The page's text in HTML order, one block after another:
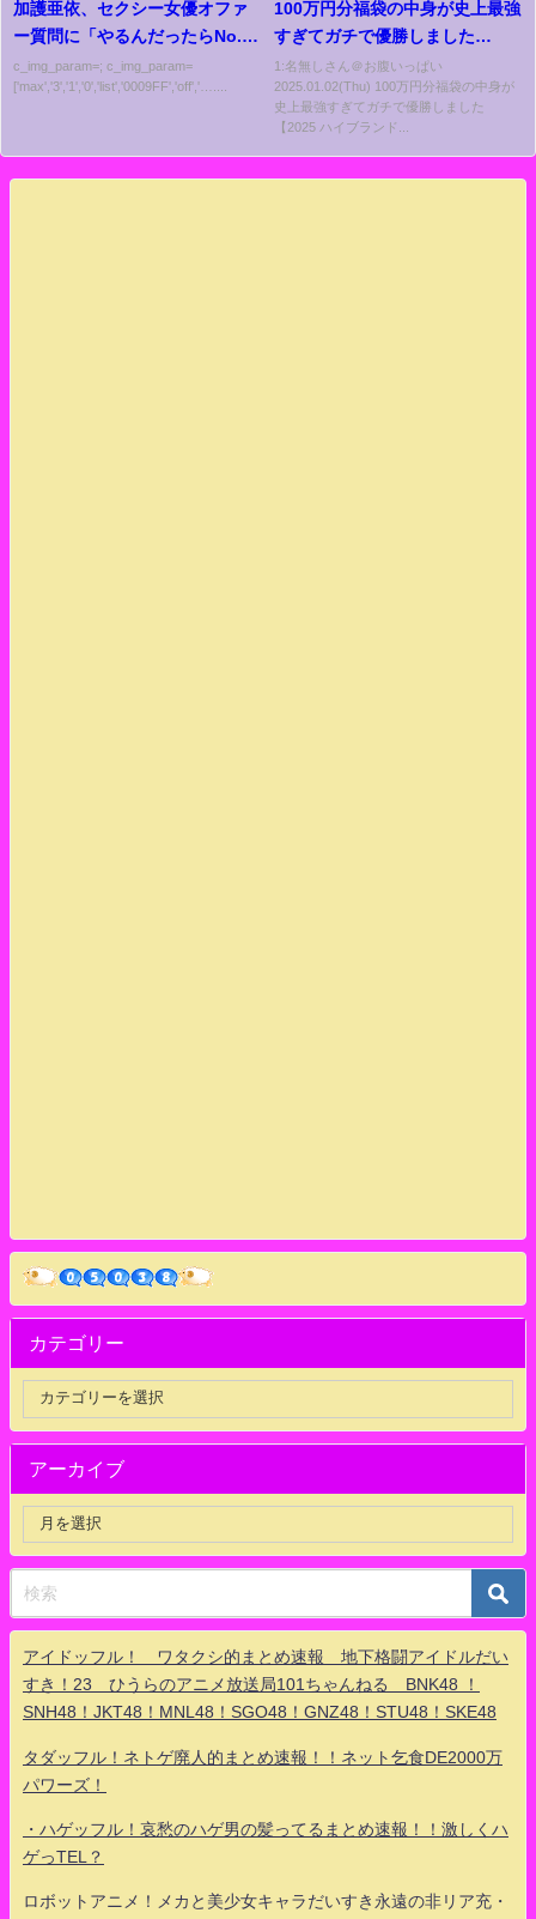
加護亜依、セクシー女優オファ
ー質問に「やるんだったらNo.1
になろうみたいな…」
c_img_param=; c_img_param=
['max','3','1','0','list','0009FF','off','…....
100万円分福袋の中身が史上最強
すぎてガチで優勝しました
【2025 ハイブランド福袋】
1:名無しさん＠お腹いっぱい
2025.01.02(Thu) 100万円分福袋の中身が
史上最強すぎてガチで優勝しました
【2025 ハイブランド...
カテゴリー
アーカイブ
アイドッフル！ ワタクシ的まとめ速報 地下格闘アイドルだい
すき！23 ひうらのアニメ放送局101ちゃんねる BNK48 ！
SNH48！JKT48！MNL48！SGO48！GNZ48！STU48！SKE48
タダッフル！ネトゲ廃人的まとめ速報！！ネット乞食DE2000万
パワーズ！
・ハゲッフル！哀愁のハゲ男の髪ってるまとめ速報！！激しくハ
ゲっTEL？
ロボットアニメ！メカと美少女キャラだいすき永遠の非リア充・